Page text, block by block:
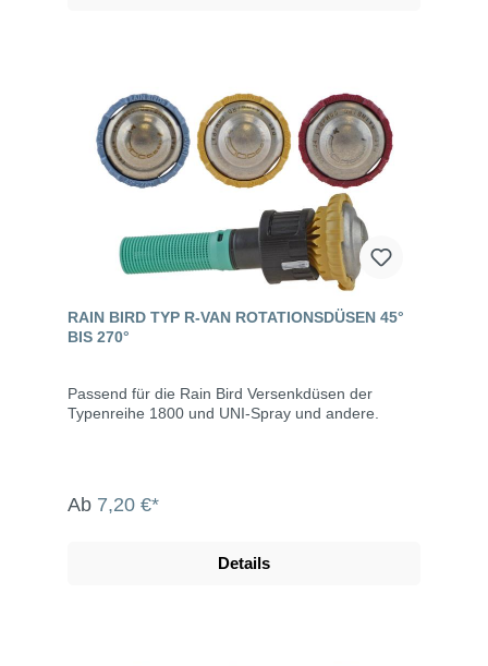
RAIN BIRD TYP R-VAN ROTATIONSDÜSEN 45°
BIS 270°
Passend für die Rain Bird Versenkdüsen der
Typenreihe 1800 und UNI-Spray und andere.
Ab 7,20 €*
Details